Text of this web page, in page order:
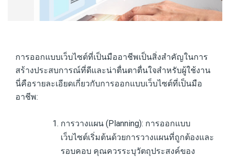
การออกแบบเว็บไซต์ที่เป็นมืออาชีพเป็นสิ่งสำคัญในการ
สร้างประสบการณ์ที่ดีและน่าตื่นตาตื่นใจสำหรับผู้ใช้งาน
นี่คือรายละเอียดเกี่ยวกับการออกแบบเว็บไซต์ที่เป็นมือ
อาชีพ:
การวางแผน (Planning): การออกแบบ
เว็บไซต์เริ่มต้นด้วยการวางแผนที่ถูกต้องและ
รอบคอบ คุณควรระบุวัตถุประสงค์ของ